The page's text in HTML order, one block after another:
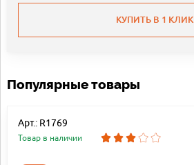
КУПИТЬ В 1 КЛИК
Популярные товары
Арт.: R1769
Товар в наличии